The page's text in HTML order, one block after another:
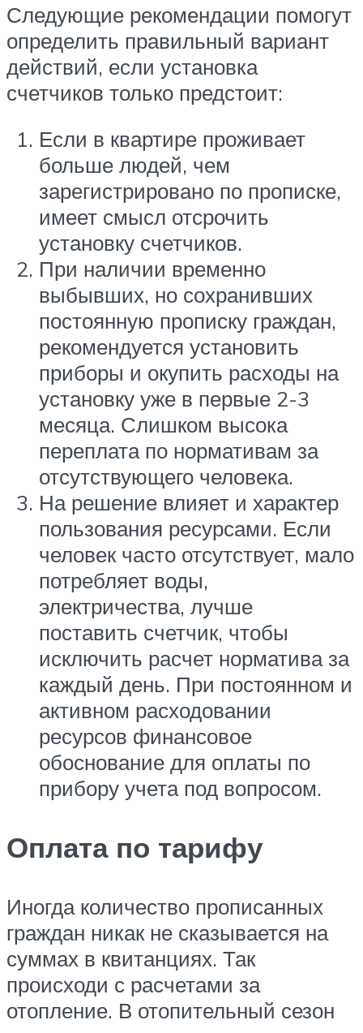
Следующие рекомендации помогут
определить правильный вариант
действий, если установка
счетчиков только предстоит:
Если в квартире проживает
больше людей, чем
зарегистрировано по прописке,
имеет смысл отсрочить
установку счетчиков.
При наличии временно
выбывших, но сохранивших
постоянную прописку граждан,
рекомендуется установить
приборы и окупить расходы на
установку уже в первые 2-3
месяца. Слишком высока
переплата по нормативам за
отсутствующего человека.
На решение влияет и характер
пользования ресурсами. Если
человек часто отсутствует, мало
потребляет воды,
электричества, лучше
поставить счетчик, чтобы
исключить расчет норматива за
каждый день. При постоянном и
активном расходовании
ресурсов финансовое
обоснование для оплаты по
прибору учета под вопросом.
Оплата по тарифу
Иногда количество прописанных
граждан никак не сказывается на
суммах в квитанциях. Так
происходи с расчетами за
отопление. В отопительный сезон